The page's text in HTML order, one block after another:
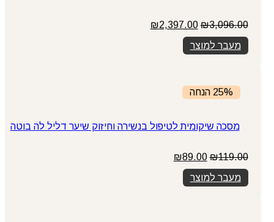
₪3,096.00
המחיר
המקורי
היה:
₪3,096.00.
₪2,397.00
מעבר למוצר
25% הנחה
מסכה שיקומית לטיפול בנשירה וחיזוק שיער דליל לה בוטה
₪119.00
המחיר
המקורי
היה:
₪119.00.
₪89.00
מעבר למוצר